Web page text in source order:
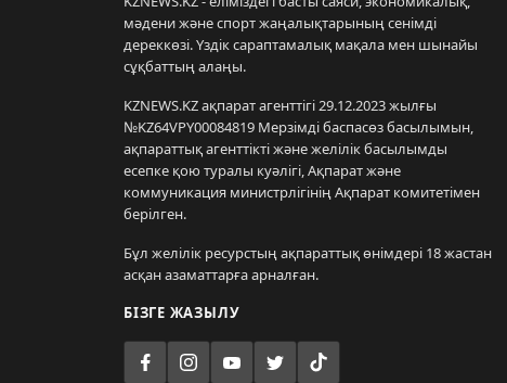
мәдени және спорт жаңалықтарының сенімді
дереккөзі. Үздік сараптамалық мақала мен шынайы
сұқбаттың алаңы.
KZNEWS.KZ ақпарат агенттігі 29.12.2023 жылғы
№KZ64VPY00084819 Мерзімді баспасөз басылымын,
ақпараттық агенттікті және желілік басылымды
есепке қою туралы куәлігі, Ақпарат және
коммуникация министрлігінің Ақпарат комитетімен
берілген.
Бұл желілік ресурстың ақпараттық өнімдері 18 жастан
асқан азаматтарға арналған.
БІЗГЕ ЖАЗЫЛУ